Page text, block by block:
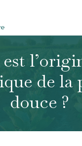
de la
douce ?